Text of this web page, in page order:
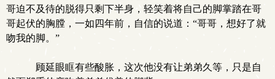
哥迫不及待的脱得只剩下半身，轻笑着将自己的脚掌踏在哥
哥起伏的胸膛，一如四年前，自信的说道：“哥哥，想好了就
吻我的脚。”
顾延眼眶有些酸胀，这次他没有让弟弟久等，只是自